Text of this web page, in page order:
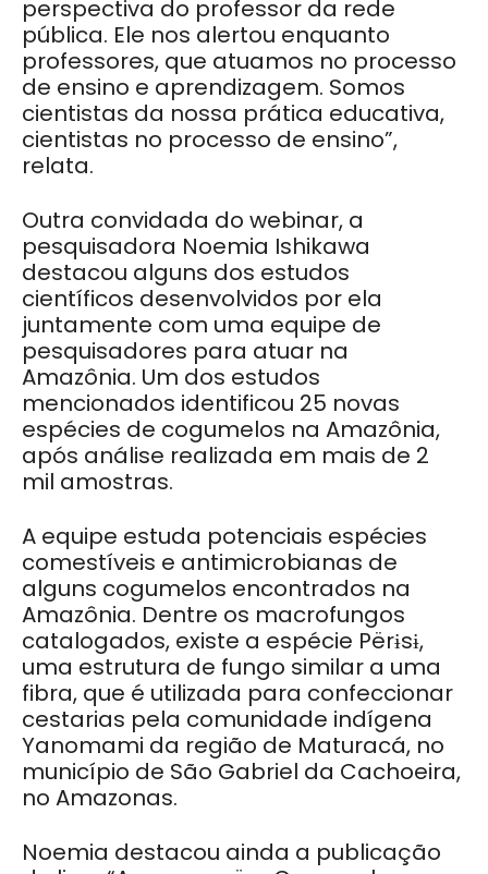
perspectiva do professor da rede
pública. Ele nos alertou enquanto
professores, que atuamos no processo
de ensino e aprendizagem. Somos
cientistas da nossa prática educativa,
cientistas no processo de ensino”,
relata.
Outra convidada do webinar, a
pesquisadora Noemia Ishikawa
destacou alguns dos estudos
científicos desenvolvidos por ela
juntamente com uma equipe de
pesquisadores para atuar na
Amazônia. Um dos estudos
mencionados identificou 25 novas
espécies de cogumelos na Amazônia,
após análise realizada em mais de 2
mil amostras.
A equipe estuda potenciais espécies
comestíveis e antimicrobianas de
alguns cogumelos encontrados na
Amazônia. Dentre os macrofungos
catalogados, existe a espécie Përɨsɨ,
uma estrutura de fungo similar a uma
fibra, que é utilizada para confeccionar
cestarias pela comunidade indígena
Yanomami da região de Maturacá, no
município de São Gabriel da Cachoeira,
no Amazonas.
Noemia destacou ainda a publicação